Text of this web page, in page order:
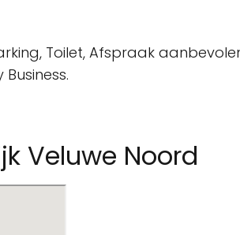
Toilet, Afspraak
Veluwe Noord